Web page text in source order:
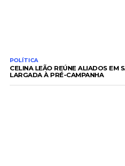
POLÍTICA
CELINA LEÃO REÚNE ALIADOS EM
LARGADA À PRÉ-CAMPANHA